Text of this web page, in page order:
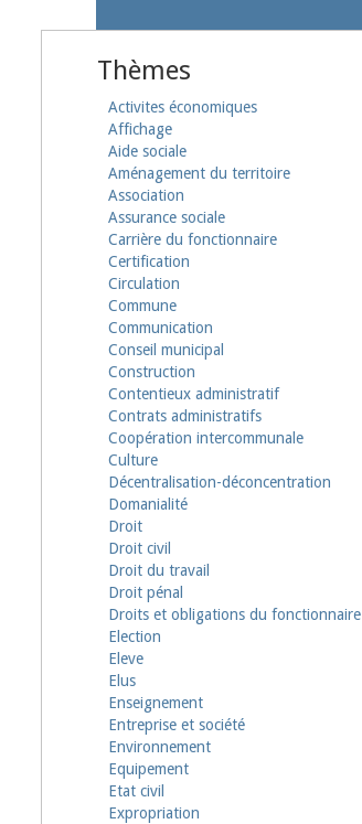
Thèmes
Activites économiques
Affichage
Aide sociale
Aménagement du territoire
Association
Assurance sociale
Carrière du fonctionnaire
Certification
Circulation
Commune
Communication
Conseil municipal
Construction
Contentieux administratif
Contrats administratifs
Coopération intercommunale
Culture
Décentralisation-déconcentration
Domanialité
Droit
Droit civil
Droit du travail
Droit pénal
Droits et obligations du fonctionnaire
Election
Eleve
Elus
Enseignement
Entreprise et société
Environnement
Equipement
Etat civil
Expropriation